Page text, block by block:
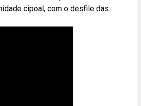
cipoal, com o desfile das